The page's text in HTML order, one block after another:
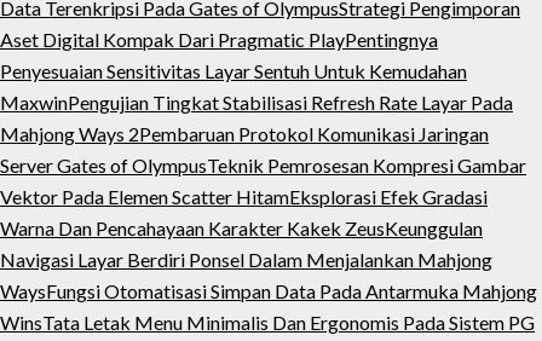
Data Terenkripsi Pada Gates of OlympusStrategi Pengimporan
Aset Digital Kompak Dari Pragmatic PlayPentingnya
Penyesuaian Sensitivitas Layar Sentuh Untuk Kemudahan
MaxwinPengujian Tingkat Stabilisasi Refresh Rate Layar Pada
Mahjong Ways 2Pembaruan Protokol Komunikasi Jaringan
Server Gates of OlympusTeknik Pemrosesan Kompresi Gambar
Vektor Pada Elemen Scatter HitamEksplorasi Efek Gradasi
Warna Dan Pencahayaan Karakter Kakek ZeusKeunggulan
Navigasi Layar Berdiri Ponsel Dalam Menjalankan Mahjong
WaysFungsi Otomatisasi Simpan Data Pada Antarmuka Mahjong
WinsTata Letak Menu Minimalis Dan Ergonomis Pada Sistem PG